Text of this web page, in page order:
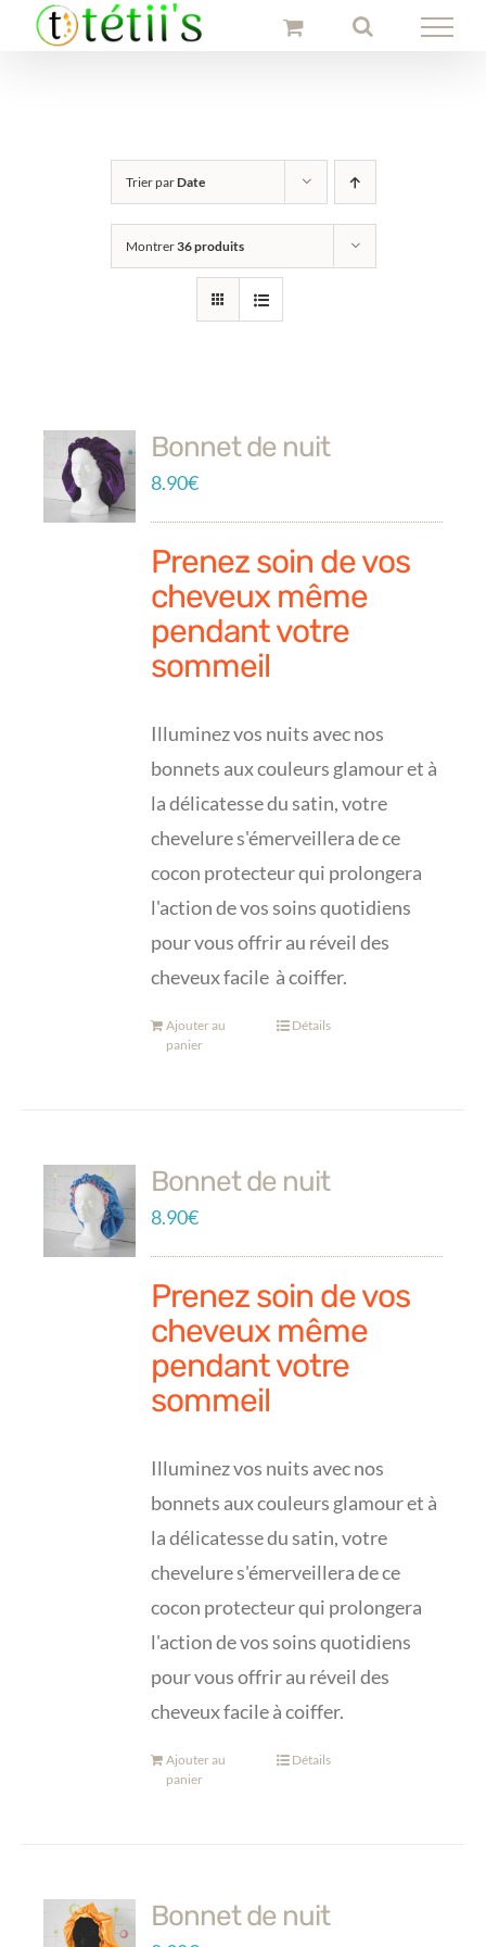
Passer
Trier parDate
Montrer36 produits
Bonnet de nuit
8.90€
Prenez soin de vos
cheveux même
pendant votre
sommeil
Illuminez vos nuits avec nos
bonnets aux couleurs glamour et à
la délicatesse du satin, votre
chevelure s'émerveillera de ce
cocon protecteur qui prolongera
l'action de vos soins quotidiens
pour vous offrir au réveil des
cheveux facile à coiffer.
Ajouter au
panier
Détails
Bonnet de nuit
8.90€
Prenez soin de vos
cheveux même
pendant votre
sommeil
Illuminez vos nuits avec nos
bonnets aux couleurs glamour et à
la délicatesse du satin, votre
chevelure s'émerveillera de ce
cocon protecteur qui prolongera
l'action de vos soins quotidiens
pour vous offrir au réveil des
cheveux facile à coiffer.
Ajouter au
panier
Détails
Bonnet de nuit